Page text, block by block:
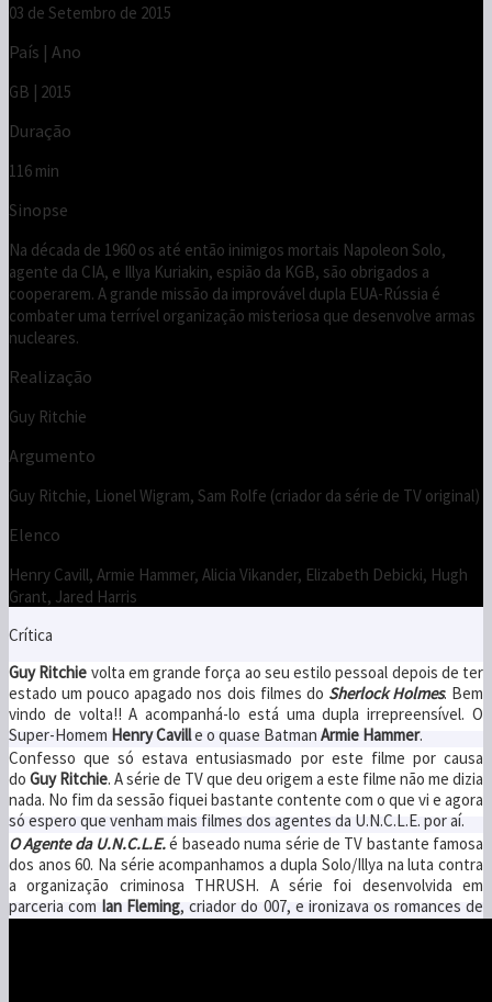
03 de Setembro de 2015
País | Ano
GB | 2015
Duração
116 min
Sinopse
Na década de 1960 os até então inimigos mortais Napoleon Solo,
agente da CIA, e Illya Kuriakin, espião da KGB, são obrigados a
cooperarem. A grande missão da improvável dupla EUA-Rússia é
combater uma terrível organização misteriosa que desenvolve armas
nucleares.
Realização
Guy Ritchie
Argumento
Guy Ritchie, Lionel Wigram, Sam Rolfe (criador da série de TV original)
Elenco
Henry Cavill, Armie Hammer, Alicia Vikander, Elizabeth Debicki, Hugh
Grant, Jared Harris
Crítica
Guy Ritchie volta em grande força ao seu estilo pessoal depois de ter
estado um pouco apagado nos dois filmes do Sherlock Holmes. Bem
vindo de volta!! A acompanhá-lo está uma dupla irrepreensível. O
Super-Homem Henry Caville o quase Batman Armie Hammer.
Confesso que só estava entusiasmado por este filme por causa
do Guy Ritchie. A série de TV que deu origem a este filme não me dizia
nada. No fim da sessão fiquei bastante contente com o que vi e agora
só espero que venham mais filmes dos agentes da U.N.C.L.E. por aí.
O Agente da U.N.C.L.E.é baseado numa série de TV bastante famosa
dos anos 60. Na série acompanhamos a dupla Solo/Illya na luta contra
a organização criminosa THRUSH. A série foi desenvolvida em
parceria com Ian Fleming, criador do 007, e ironizava os romances de